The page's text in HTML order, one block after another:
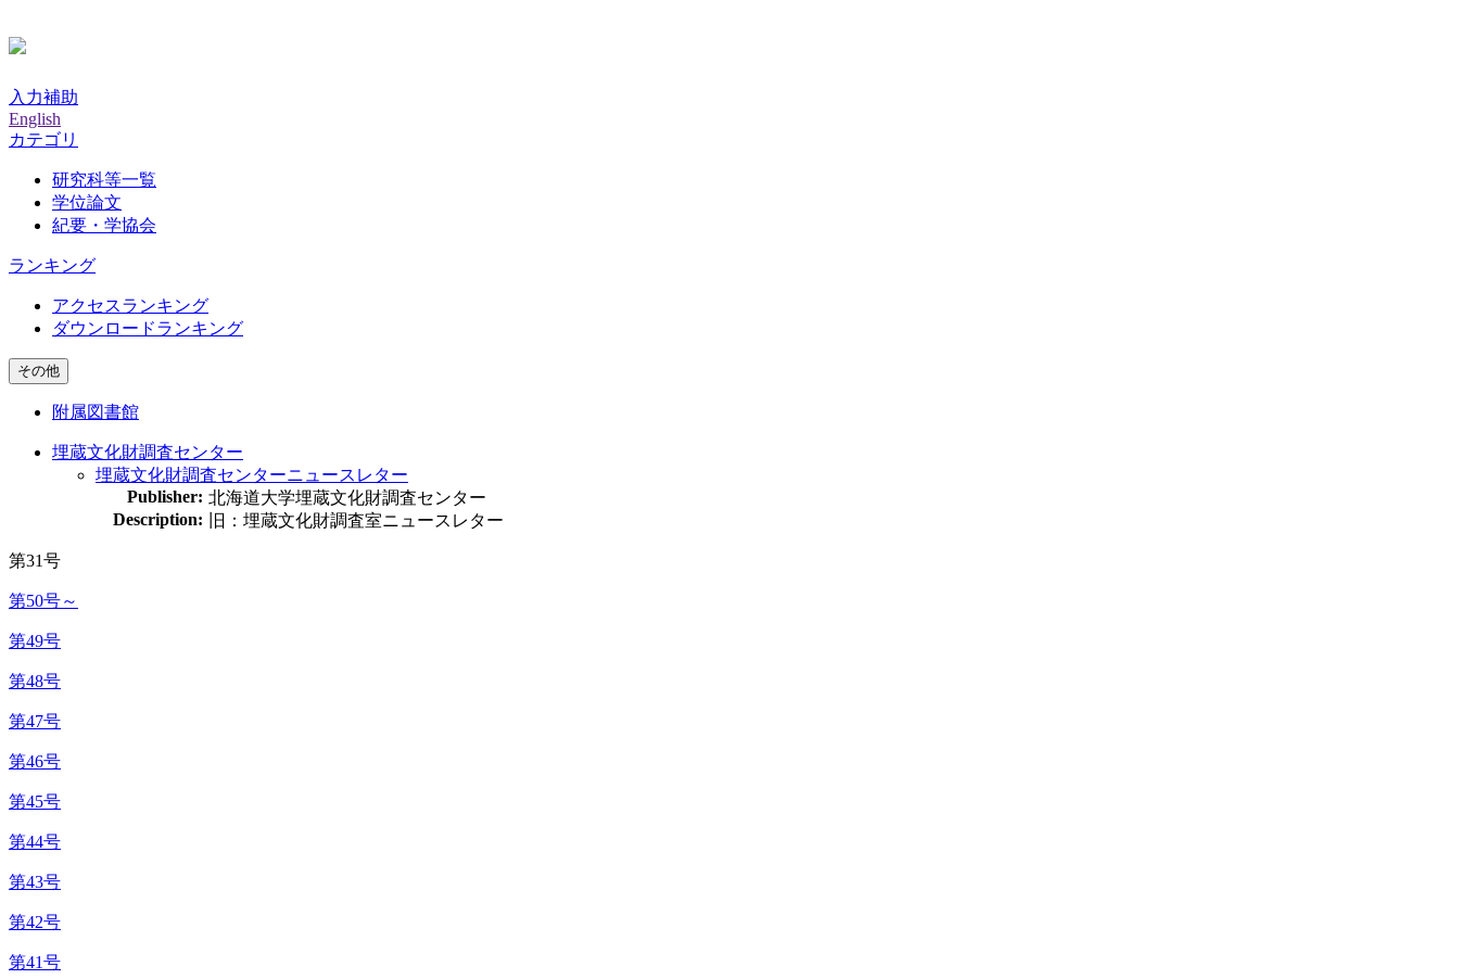
入力補助
English
カテゴリ
研究科等一覧
学位論文
紀要・学協会
ランキング
アクセスランキング
ダウンロードランキング
その他
附属図書館
埋蔵文化財調査センター
埋蔵文化財調査センターニュースレター
Publisher: 北海道大学埋蔵文化財調査センター
Description:
旧：埋蔵文化財調査室ニュースレター
第31号
第50号～
第49号
第48号
第47号
第46号
第45号
第44号
第43号
第42号
第41号